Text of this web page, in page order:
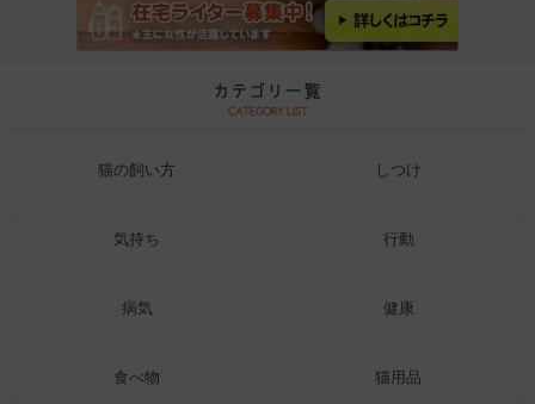
猫の飼い方 しつけ
気持ち 行動
病気 健康
食べ物 猫用品